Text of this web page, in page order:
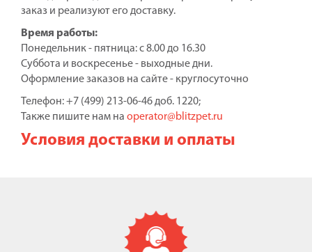
заказ и реализуют его доставку.
Время работы:
Понедельник - пятница: с 8.00 до 16.30
Суббота и воскресенье - выходные дни.
Оформление заказов на сайте - круглосуточно
Телефон: +7 (499) 213-06-46 доб. 1220;
Также пишите нам на operator@blitzpet.ru
Условия доставки и оплаты